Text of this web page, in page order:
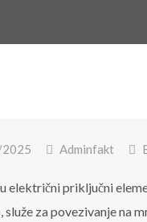
Adminfakt
električni priključni
služe za povezivanje na